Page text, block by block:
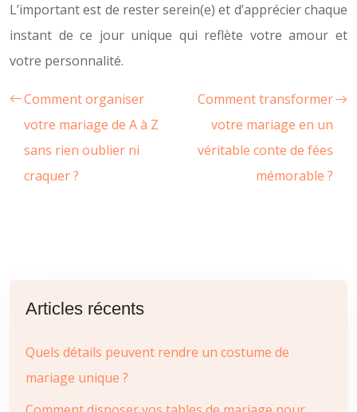
L’important est de rester serein(e) et d’apprécier chaque
instant de ce jour unique qui reflète votre amour et
votre personnalité.
Comment organiser
votre mariage de A à Z
sans rien oublier ni
craquer ?
Comment transformer
votre mariage en un
véritable conte de fées
mémorable ?
Articles récents
Quels détails peuvent rendre un costume de
mariage unique ?